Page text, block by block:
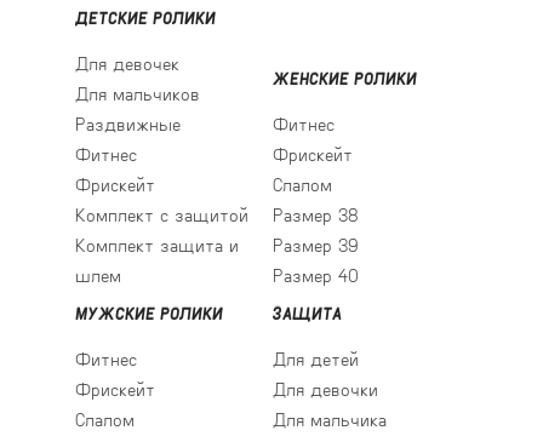
ДЕТСКИЕ РОЛИКИ
Для девочек
Для мальчиков
Раздвижные
Фитнес
Фрискейт
Комплект с защитой
Комплект защита и
шлем
ЖЕНСКИЕ РОЛИКИ
Фитнес
Фрискейт
Слалом
Размер 38
Размер 39
Размер 40
МУЖСКИЕ РОЛИКИ
Фитнес
Фрискейт
Слалом
ЗАЩИТА
Для детей
Для девочки
Для мальчика